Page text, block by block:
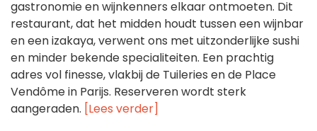
gastronomie en wijnkenners elkaar ontmoeten. Dit
restaurant, dat het midden houdt tussen een wijnbar
en een izakaya, verwent ons met uitzonderlijke sushi
en minder bekende specialiteiten. Een prachtig
adres vol finesse, vlakbij de Tuileries en de Place
Vendôme in Parijs. Reserveren wordt sterk
aangeraden. [Lees verder]